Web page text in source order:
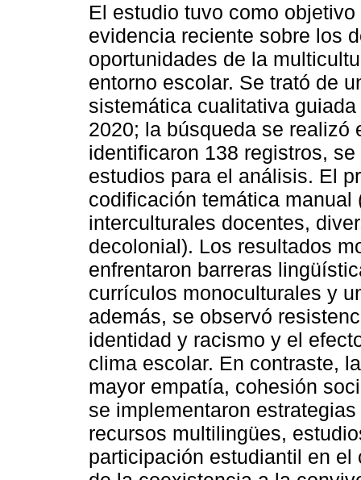
El estudio tuvo como
evidencia reciente sobre los
oportunidades de la
entorno escolar. Se trató de
sistemática cualitativa
2020; la búsqueda se realizó
identificaron 138 registros,
estudios para el análisis. El
codificación temática
interculturales docentes,
decolonial). Los resultados
enfrentaron barreras
currículos monoculturales y
además, se observó
identidad y racismo y el
clima escolar. En contraste,
mayor empatía, cohesión
se implementaron
recursos multilingües,
participación estudiantil en